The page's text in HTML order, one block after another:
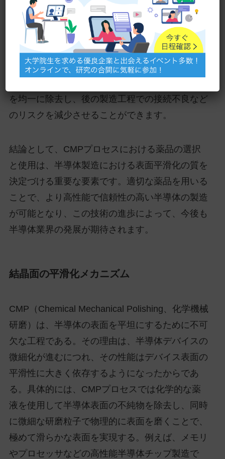
特に、薬品の役割はこのプロセスにおいて重要
で、適切な薬品を使用することで、効率よく、か
つ均一に表面を平滑化することが可能になりま
す。例えば、シリコンウェハの表面を磨く際、特
を均一に除去し、後の製造工程での接続不良など
のリスクを減少させることができます。
結論として、CMPプロセスにおける薬品の選択
と使用は、半導体製造における表面平滑化の質を
決定づける重要な要素です。適切な薬品を用いる
ことで、より高性能で信頼性の高い半導体の製造
が可能となり、この技術の進歩によって、今後も
半導体業界の発展が期待されます。
結晶面の平滑化メカニズム
CMP（Chemical Mechanical Polishing、化学機械
研磨）は、半導体の表面を平坦にするために不可
欠な工程である。その理由は、半導体デバイスの
微細化が進むにつれ、その性能はデバイス表面の
平滑性に大きく依存するようになったからであ
る。具体的には、CMPプロセスでは化学的な薬
液を使用して半導体表面の不純物を除去し、同時
に微細な研磨粒子で物理的に表面を磨くことで、
極めて滑らかな表面を実現する。例えば、メモリ
やプロセッサなどの高性能半導体チップ製造で